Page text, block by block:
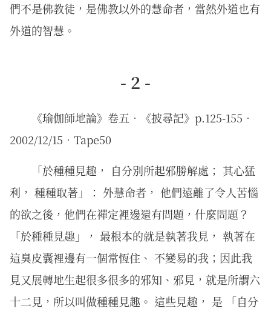
們不是佛教徒，是佛教以外的慧命者，當然外道也有
外道的智慧。
- 2 -
《瑜伽師地論》卷五．《披尋記》p.125-155．
2002/12/15．Tape50
「於種種見趣， 自分別所起邪勝解處； 其心猛
利， 種種取著」： 外慧命者， 他們遠離了令人苦惱
的欲之後，他們在禪定裡邊還有問題，什麼問題？
「於種種見趣」， 最根本的就是執著我見， 執著在
這臭皮囊裡邊有一個常恆住、 不變易的我；因此我
見又展轉地生起很多很多的邪知、邪見，就是所謂六
十二見，所以叫做種種見趣。 這些見趣， 是 「自分